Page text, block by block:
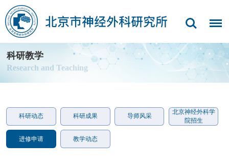
科研教学
Research and Teaching
科研动态 科研成果 导师风采
北京神经外科学
院招生
进修申请 教学动态